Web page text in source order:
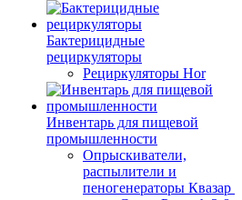
Бактерицидные
рециркуляторы
Рециркуляторы Hor
Инвентарь для пищевой
промышленности
Опрыскиватели,
распылители и
пеногенераторы Квазар